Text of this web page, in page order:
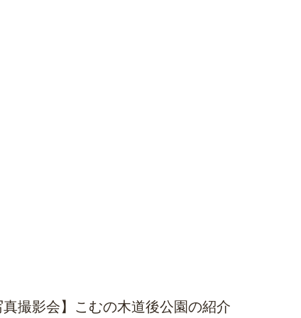
撮影会】こむの木道後公園の紹介